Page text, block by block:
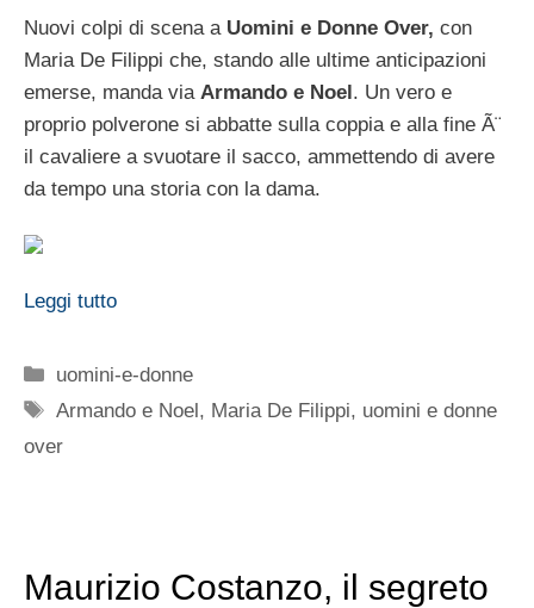
Nuovi colpi di scena a Uomini e Donne Over, con
Maria De Filippi che, stando alle ultime anticipazioni
emerse, manda via Armando e Noel. Un vero e
proprio polverone si abbatte sulla coppia e alla fine Ã¨
il cavaliere a svuotare il sacco, ammettendo di avere
da tempo una storia con la dama.
Leggi tutto
Categorie
uomini-e-donne
Tag
Armando e Noel, Maria De Filippi, uomini e donne
over
Maurizio Costanzo, il segreto